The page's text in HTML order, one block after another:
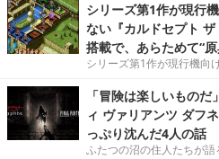
シリーズ第1作が現行
ない『カルドセプト
搭載で、あらためて“
シリーズ第1作が現行機向
「冒険は楽しいもの
ィ ヴァリアンツ ダフ
っぷり沈んだ4人の話
ふたつの沼の住人たちが語